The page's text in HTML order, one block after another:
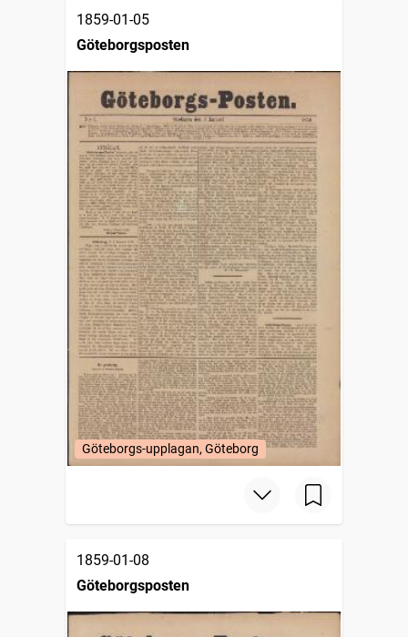
1859-01-05
Göteborgsposten
Göteborgs-upplagan, Göteborg
1859-01-08
Göteborgsposten